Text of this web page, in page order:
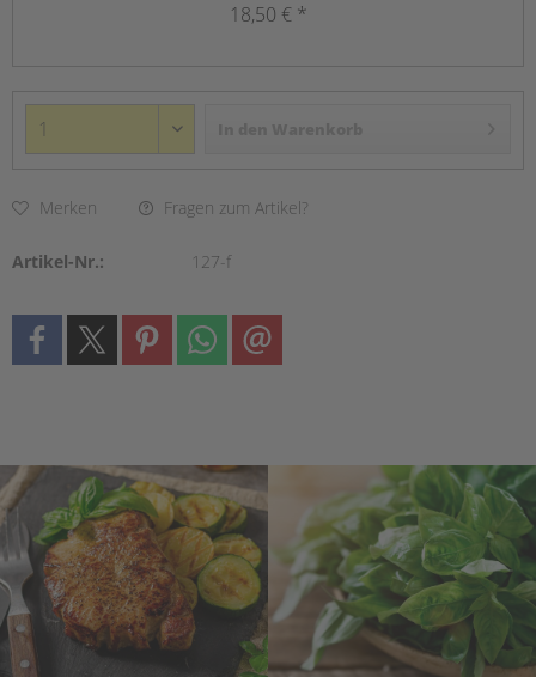
18,50 € *
Merken Fragen zum Artikel?
Artikel-Nr.: 127-f